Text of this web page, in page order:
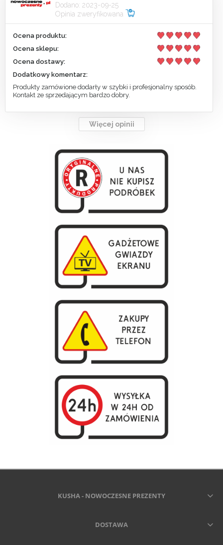
Dodano: 2023-09-25
Opinia zweryfikowana
Ocena produktu:
Ocena sklepu:
Ocena dostawy:
Dodatkowy komentarz:
Produkty zamówione dodarły w szybki i profesjonalny sposób.
Kontakt ze sprzedającym bardzo dobry.
Więcej opinii
KUSHA - NOWOCZESNE PREZENTY
DOSTAWA